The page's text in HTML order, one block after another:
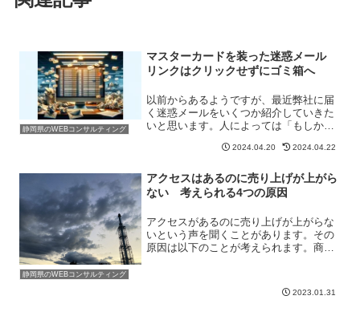
静岡県のWEBコンサルティング
マスターカードを装った迷惑メール
リンクはクリックせずにゴミ箱へ
以前からあるようですが、最近弊社に届
く迷惑メールをいくつか紹介していきた
いと思います。人によっては「もしかし
い・・・」と思い、掲載されているリン
いったことへの注意喚起のために...
2024.04.20 2024.04.22
静岡県のWEBコンサルティング
アクセスはあるのに売り上げが上がら
ない 考えられる4つの原因
アクセスがあるのに売り上げが上がらな
いという声を聞くことがあります。その
原因は以下のことが考えられます。商品
ス数ではないユーザーが興味を失ってし
2023.01.31